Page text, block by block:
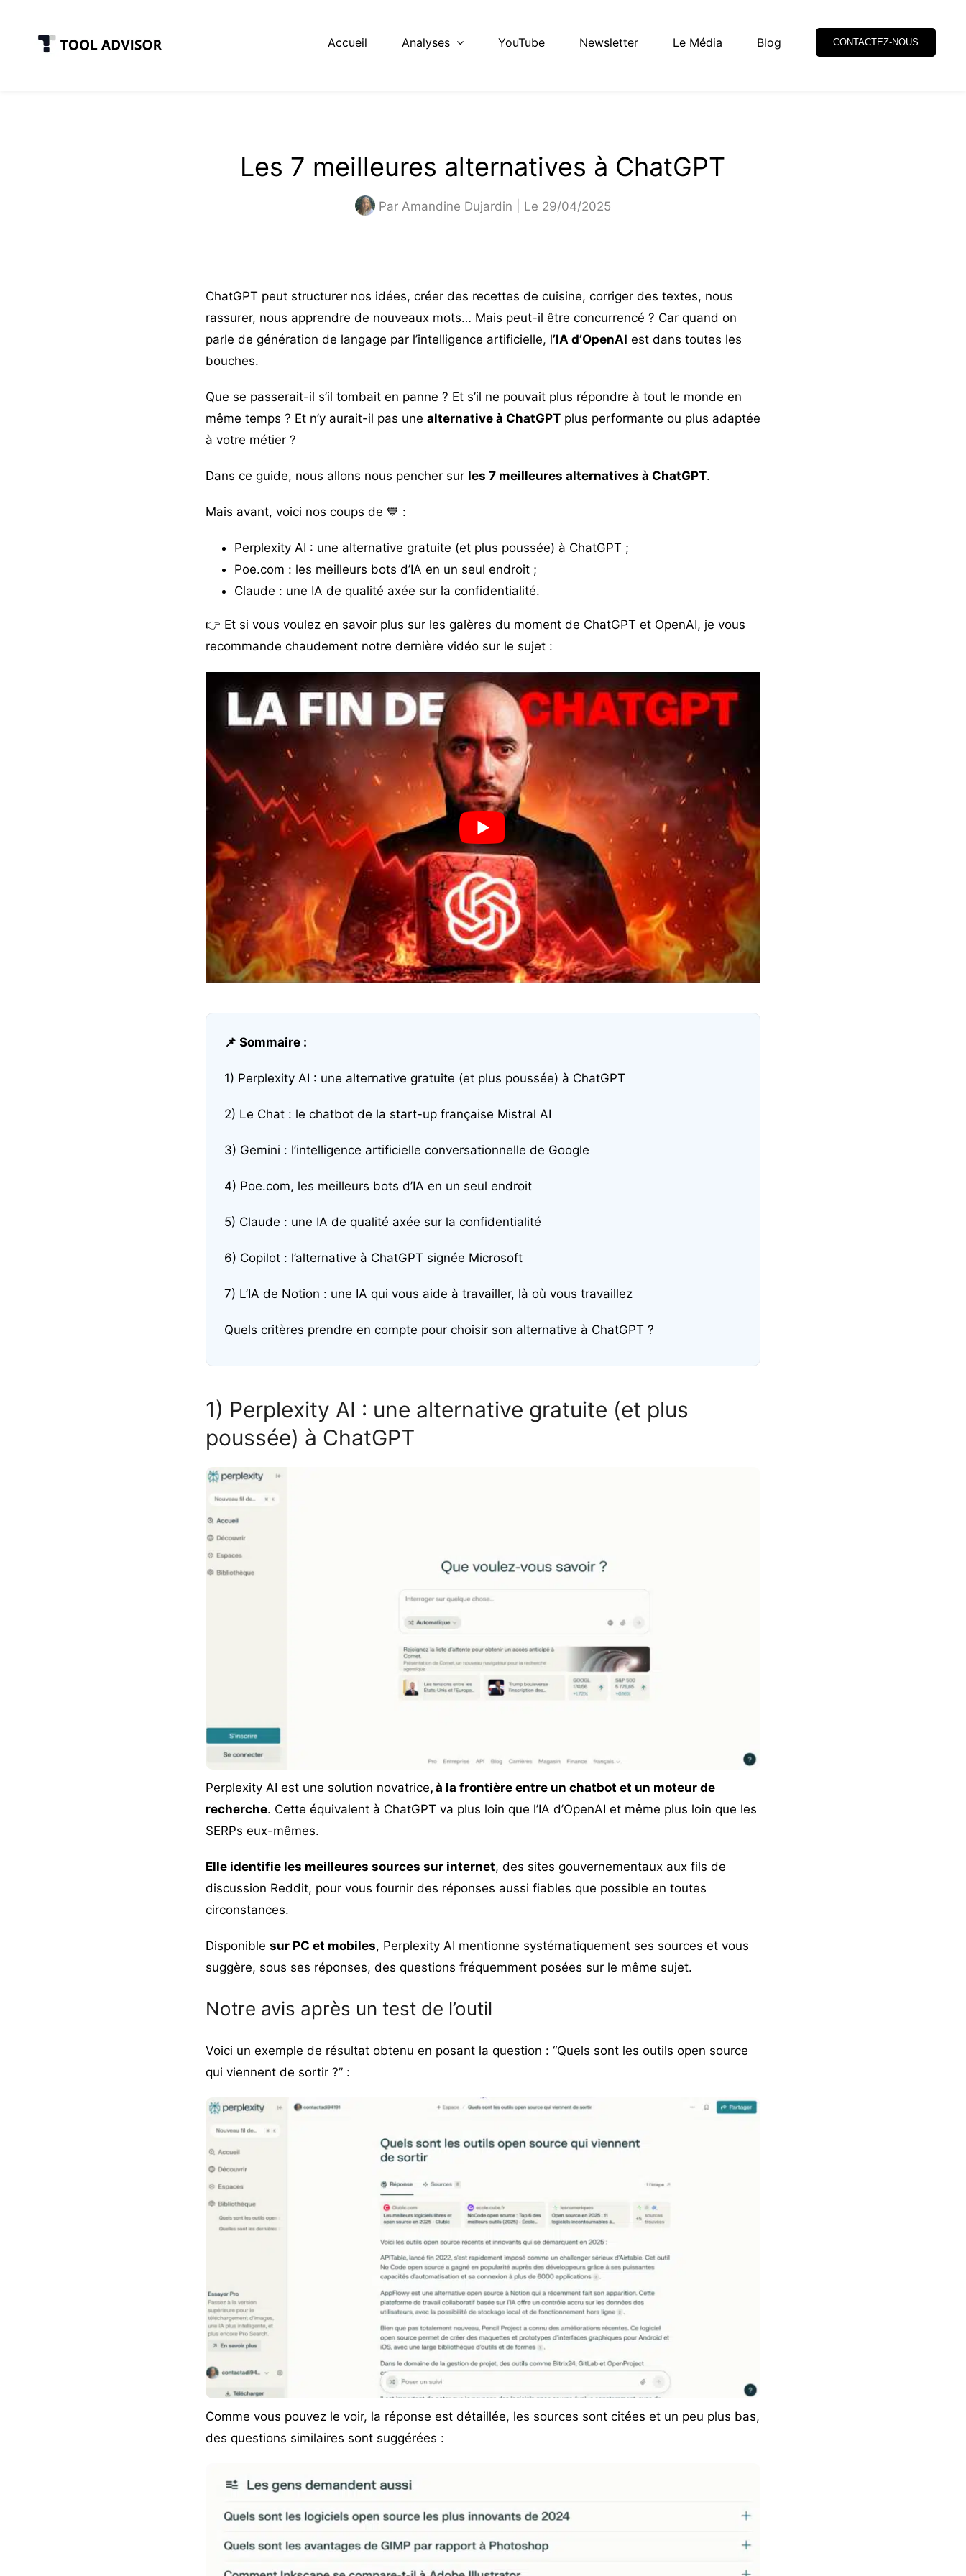
Accueil Analyses YouTube Newsletter Le Média Blog CONTACTEZ-NOUS
Les 7 meilleures alternatives à ChatGPT
Par Amandine Dujardin | Le 29/04/2025
ChatGPT peut structurer nos idées, créer des recettes de cuisine, corriger des textes, nous
rassurer, nous apprendre de nouveaux mots… Mais peut-il être concurrencé ? Car quand on
parle de génération de langage par l’intelligence artificielle, l’IA d’OpenAI est dans toutes les
bouches.
Que se passerait-il s’il tombait en panne ? Et s’il ne pouvait plus répondre à tout le monde en
même temps ? Et n’y aurait-il pas une alternative à ChatGPTplus performante ou plus adaptée
à votre métier ?
Dans ce guide, nous allons nous pencher sur les 7 meilleures alternatives à ChatGPT.
Mais avant, voici nos coups de 💙 :
Perplexity AI : une alternative gratuite (et plus poussée) à ChatGPT ;
Poe.com : les meilleurs bots d’IA en un seul endroit ;
Claude : une IA de qualité axée sur la confidentialité.
👉 Et si vous voulez en savoir plus sur les galères du moment de ChatGPT et OpenAI, je vous
recommande chaudement notre dernière vidéo sur le sujet :
📌 Sommaire :
1) Perplexity AI : une alternative gratuite (et plus poussée) à ChatGPT
2) Le Chat : le chatbot de la start-up française Mistral AI
3) Gemini : l’intelligence artificielle conversationnelle de Google
4) Poe.com, les meilleurs bots d’IA en un seul endroit
5) Claude : une IA de qualité axée sur la confidentialité
6) Copilot : l’alternative à ChatGPT signée Microsoft
7) L’IA de Notion : une IA qui vous aide à travailler, là où vous travaillez
Quels critères prendre en compte pour choisir son alternative à ChatGPT ?
1) Perplexity AI : une alternative gratuite (et plus
poussée) à ChatGPT
Perplexity AI est une solution novatrice, à la frontière entre un chatbot et un moteur de
recherche. Cette équivalent à ChatGPT va plus loin que l’IA d’OpenAI et même plus loin que les
SERPs eux-mêmes.
Elle identifie les meilleures sources sur internet, des sites gouvernementaux aux fils de
discussion Reddit, pour vous fournir des réponses aussi fiables que possible en toutes
circonstances.
Disponible sur PC et mobiles, Perplexity AI mentionne systématiquement ses sources et vous
suggère, sous ses réponses, des questions fréquemment posées sur le même sujet.
Notre avis après un test de l’outil
Voici un exemple de résultat obtenu en posant la question : “Quels sont les outils open source
qui viennent de sortir ?” :
Comme vous pouvez le voir, la réponse est détaillée, les sources sont citées et un peu plus bas,
des questions similaires sont suggérées :